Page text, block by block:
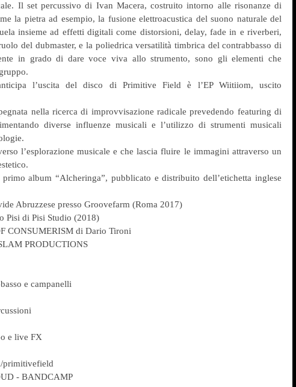
Il set percussivo di Ivan Macera, costruito intorno alle risonanze di
la pietra ad esempio, la fusione elettroacustica del suono naturale del
insieme ad effetti digitali come distorsioni, delay, fade in e riverberi,
del dubmaster, e la poliedrica versatilità timbrica del contrabbasso di
in grado di dare voce viva allo strumento, sono gli elementi che
l’uscita del disco di Primitive Field è l’EP Wiitiiom, uscito
nella ricerca di improvvisazione radicale prevedendo featuring di
diverse influenze musicali e l’utilizzo di strumenti musicali
l’esplorazione musicale e che lascia fluire le immagini attraverso un
album “Alcheringa”, pubblicato e distribuito dell’etichetta inglese
Abruzzese presso Groovefarm (Roma 2017)
Pisi di Pisi Studio (2018)
CONSUMERISM di Dario Tironi
PRODUCTIONS
e campanelli
e live FX
primitivefield
- BANDCAMP